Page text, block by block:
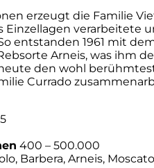
erzeugt die Familie
Einzellagen verarbeitete
entstanden 1961 mit
Arneis, was ihm
den wohl
Currado
400 – 500.000
Barbera, Arneis,